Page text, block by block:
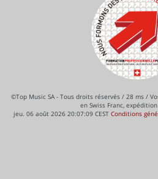
©Top Music SA - Tous droits réservés / 28 ms /
en Swiss Franc, expédition
jeu. 06 août 2026 20:07:09 CEST Conditions